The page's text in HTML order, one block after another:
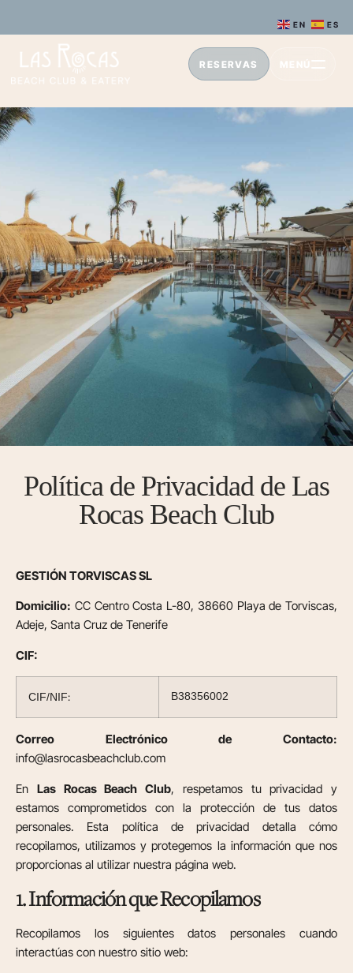
RESERVAS MENÚ
Política de Privacidad de Las
Rocas Beach Club
GESTIÓN TORVISCAS SL
Domicilio: CC Centro Costa L-80, 38660 Playa de Torviscas,
Adeje, Santa Cruz de Tenerife
CIF:
CIF/NIF: B38356002
Correo Electrónico de Contacto:
info@lasrocasbeachclub.com
En Las Rocas Beach Club, respetamos tu privacidad y
estamos comprometidos con la protección de tus datos
personales. Esta política de privacidad detalla cómo
recopilamos, utilizamos y protegemos la información que nos
proporcionas al utilizar nuestra página web.
1. Información que Recopilamos
Recopilamos los siguientes datos personales cuando
interactúas con nuestro sitio web:
EN ES